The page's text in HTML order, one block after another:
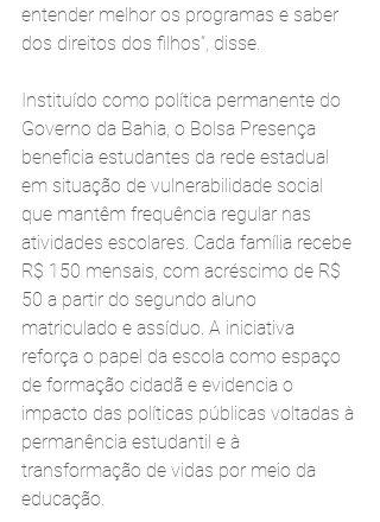
entender melhor os programas e saber
dos direitos dos filhos”, disse.
Instituído como política permanente do
Governo da Bahia, o Bolsa Presença
beneficia estudantes da rede estadual
em situação de vulnerabilidade social
que mantêm frequência regular nas
atividades escolares. Cada família recebe
R$ 150 mensais, com acréscimo de R$
50 a partir do segundo aluno
matriculado e assíduo. A iniciativa
reforça o papel da escola como espaço
de formação cidadã e evidencia o
impacto das políticas públicas voltadas à
permanência estudantil e à
transformação de vidas por meio da
educação.